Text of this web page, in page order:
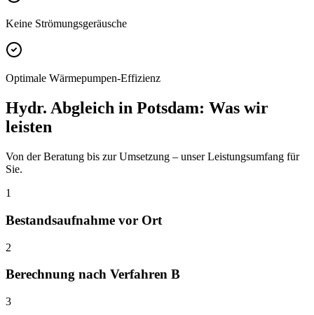
Keine Strömungsgeräusche
Optimale Wärmepumpen-Effizienz
Hydr. Abgleich in Potsdam: Was wir
leisten
Von der Beratung bis zur Umsetzung – unser Leistungsumfang für
Sie.
1
Bestandsaufnahme vor Ort
2
Berechnung nach Verfahren B
3